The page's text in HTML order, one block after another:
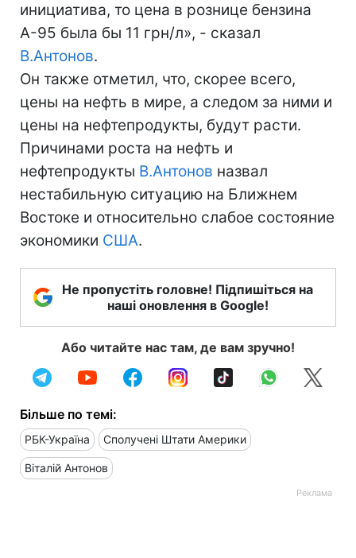
инициатива, то цена в рознице бензина
А-95 была бы 11 грн/л», - сказал
В.Антонов.
Он также отметил, что, скорее всего,
цены на нефть в мире, а следом за ними и
цены на нефтепродукты, будут расти.
Причинами роста на нефть и
нефтепродукты В.Антонов назвал
нестабильную ситуацию на Ближнем
Востоке и относительно слабое состояние
экономики США.
Не пропустіть головне! Підпишіться на
наші оновлення в Google!
Або читайте нас там, де вам зручно!
Більше по темі:
РБК-Україна Сполучені Штати Америки
Віталій Антонов